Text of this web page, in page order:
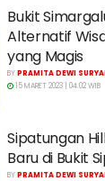
Bukit
Alternatif
yang Magis
BYPRAMITA DEWI
15 MARET 2023 | 04:02 WIB
Sipatungan
Baru di Bukit
BYPRAMITA DEWI